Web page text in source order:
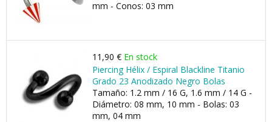
mm - Conos: 03 mm
11,90 € En stock
Piercing Hélix / Espiral Blackline Titanio
Grado 23 Anodizado Negro Bolas
Tamaño: 1.2 mm / 16 G, 1.6 mm / 14 G -
Diámetro: 08 mm, 10 mm - Bolas: 03
mm, 04 mm